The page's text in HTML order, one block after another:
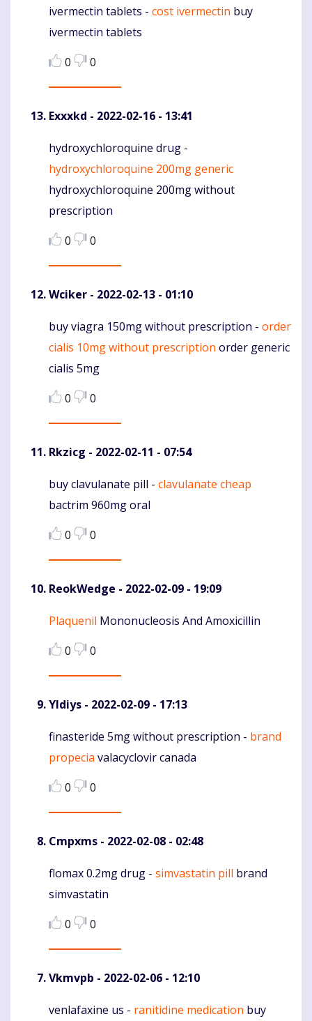
Komentaras
ivermectin tablets - cost ivermectin buy
ivermectin tablets
0
0
Exxxkd - 2022-02-16 - 13:41
Komentaras
hydroxychloroquine drug -
hydroxychloroquine 200mg generic
hydroxychloroquine 200mg without
prescription
0
0
Wciker - 2022-02-13 - 01:10
Komentaras
buy viagra 150mg without prescription - order
cialis 10mg without prescription order generic
cialis 5mg
0
0
Rkzicg - 2022-02-11 - 07:54
Komentaras
buy clavulanate pill - clavulanate cheap
bactrim 960mg oral
0
0
ReokWedge - 2022-02-09 - 19:09
Komentaras
Plaquenil Mononucleosis And Amoxicillin
0
0
Yldiys - 2022-02-09 - 17:13
Komentaras
finasteride 5mg without prescription - brand
propecia valacyclovir canada
0
0
Cmpxms - 2022-02-08 - 02:48
Komentaras
flomax 0.2mg drug - simvastatin pill brand
simvastatin
0
0
Vkmvpb - 2022-02-06 - 12:10
Komentaras
venlafaxine us - ranitidine medication buy